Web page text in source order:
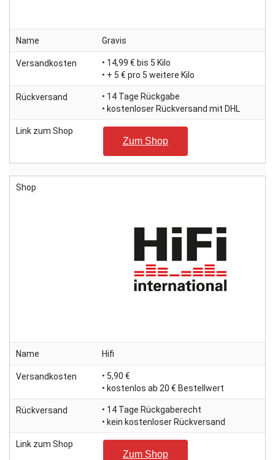
Name Gravis
Versandkosten
• 14,99 € bis 5 Kilo
• + 5 € pro 5 weitere Kilo
Rückversand
• 14 Tage Rückgabe
• kostenloser Rückversand mit DHL
Link zum Shop
Zum Shop
Shop
Name Hifi
Versandkosten
• 5,90 €
• kostenlos ab 20 € Bestellwert
Rückversand
• 14 Tage Rückgaberecht
• kein kostenloser Rückversand
Link zum Shop
Zum Shop